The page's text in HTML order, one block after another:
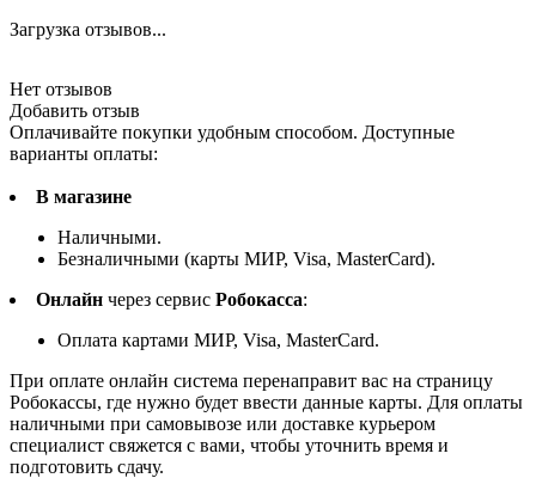
Загрузка отзывов...
Нет отзывов
Добавить отзыв
Оплачивайте покупки удобным способом. Доступные
варианты оплаты:
В магазине
Наличными.
Безналичными (карты МИР, Visa, MasterCard).
Онлайн через сервис Робокасса:
Оплата картами МИР, Visa, MasterCard.
При оплате онлайн система перенаправит вас на страницу
Робокассы, где нужно будет ввести данные карты. Для оплаты
наличными при самовывозе или доставке курьером
специалист свяжется с вами, чтобы уточнить время и
подготовить сдачу.